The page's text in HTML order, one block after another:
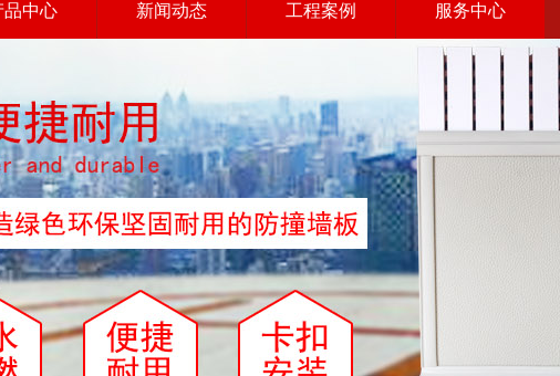
品中心 新闻动态 工程案例 服务中心